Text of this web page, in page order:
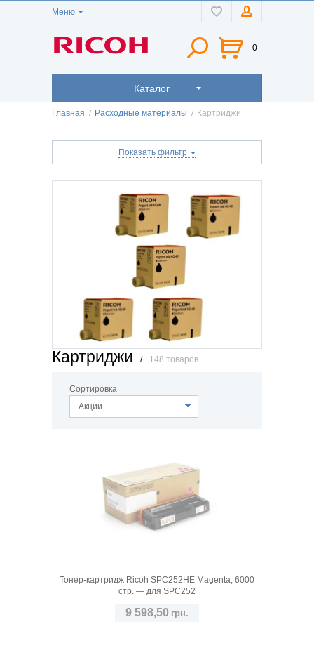
Меню
0
Каталог
Главная / Расходные материалы / Картриджи
Показать фильтр
Картриджи / 148 товаров
Сортировка
Акции
Тонер-картридж Ricoh SPC252HE Magenta, 6000
стр. — для SPC252
9 598,50 грн.